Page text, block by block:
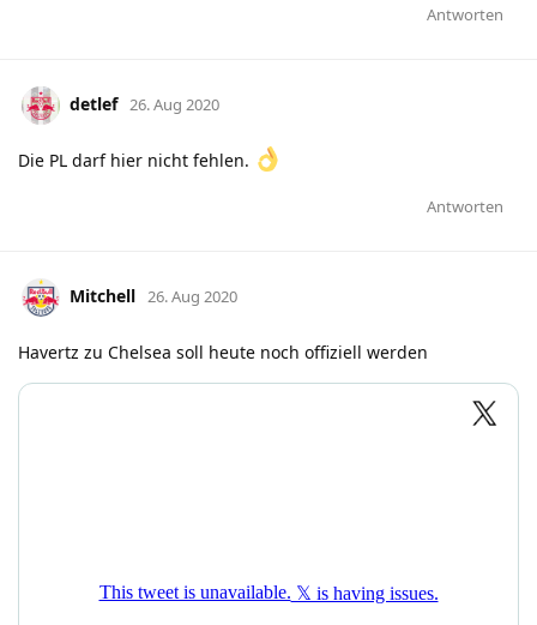
Antworten
detlef 26. Aug 2020
Die PL darf hier nicht fehlen.
Antworten
Mitchell 26. Aug 2020
Havertz zu Chelsea soll heute noch offiziell werden